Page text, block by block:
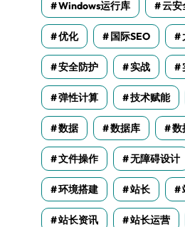
Windows运行库 云安
优化 国际SEO
安全防护 实战
弹性计算 技术赋能
数据 数据库 数
文件操作 无障碍设计
环境搭建 站长
站长资讯 站长运营